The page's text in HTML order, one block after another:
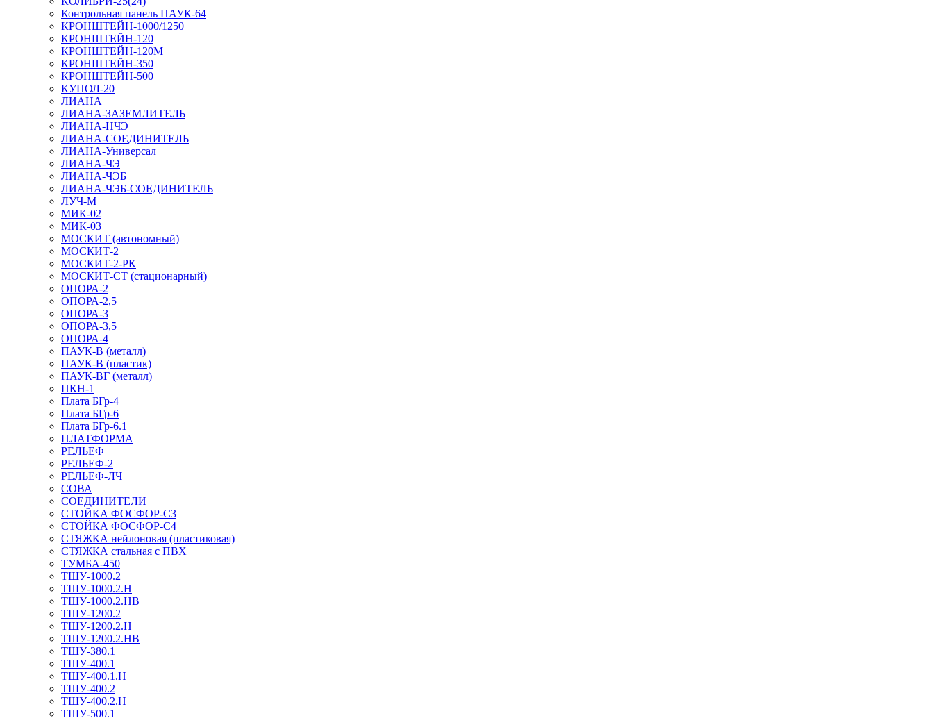
Контрольная панель ПАУК-64
КРОНШТЕЙН-1000/1250
КРОНШТЕЙН-120
КРОНШТЕЙН-120М
КРОНШТЕЙН-350
КРОНШТЕЙН-500
КУПОЛ-20
ЛИАНА
ЛИАНА-ЗАЗЕМЛИТЕЛЬ
ЛИАНА-НЧЭ
ЛИАНА-СОЕДИНИТЕЛЬ
ЛИАНА-Универсал
ЛИАНА-ЧЭ
ЛИАНА-ЧЭБ
ЛИАНА-ЧЭБ-СОЕДИНИТЕЛЬ
ЛУЧ-М
МИК-02
МИК-03
МОСКИТ (автономный)
МОСКИТ-2
МОСКИТ-2-РК
МОСКИТ-СТ (стационарный)
ОПОРА-2
ОПОРА-2,5
ОПОРА-3
ОПОРА-3,5
ОПОРА-4
ПАУК-В (металл)
ПАУК-В (пластик)
ПАУК-ВГ (металл)
ПКН-1
Плата БГр-4
Плата БГр-6
Плата БГр-6.1
ПЛАТФОРМА
РЕЛЬЕФ
РЕЛЬЕФ-2
РЕЛЬЕФ-ЛЧ
СОВА
СОЕДИНИТЕЛИ
СТОЙКА ФОСФОР-С3
СТОЙКА ФОСФОР-С4
СТЯЖКА нейлоновая (пластиковая)
СТЯЖКА стальная с ПВХ
ТУМБА-450
ТШУ-1000.2
ТШУ-1000.2.Н
ТШУ-1000.2.НВ
ТШУ-1200.2
ТШУ-1200.2.Н
ТШУ-1200.2.НВ
ТШУ-380.1
ТШУ-400.1
ТШУ-400.1.Н
ТШУ-400.2
ТШУ-400.2.Н
ТШУ-500.1